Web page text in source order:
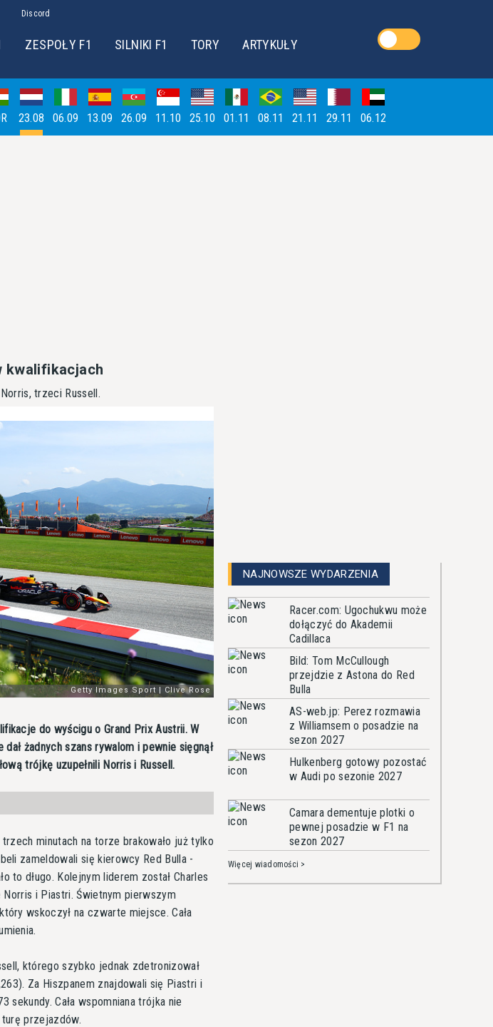
Discord
ZESPOŁY F1 SILNIKI F1 TORY ARTYKUŁY
23.08 06.09 13.09 26.09 11.10 25.10 01.11 08.11 21.11 29.11 06.12
kwalifikacjach
trzeci Russell.
do wyścigu o Grand Prix Austrii. W
żadnych szans rywalom i pewnie sięgnął
trójkę uzupełnili Norris i Russell.
minutach na torze brakowało już tylko
zameldowali się kierowcy Red Bulla -
to długo. Kolejnym liderem został Charles
i Piastri. Świetnym pierwszym
wskoczył na czwarte miejsce. Cała
którego szybko jednak zdetronizował
Za Hiszpanem znajdowali się Piastri i
sekundy. Cała wspomniana trójka nie
przejazdów.
NAJNOWSZE WYDARZENIA
Racer.com: Ugochukwu może
dołączyć do Akademii
Cadillaca
Bild: Tom McCullough
przejdzie z Astona do Red
Bulla
AS-web.jp: Perez rozmawia
z Williamsem o posadzie na
sezon 2027
Hulkenberg gotowy pozostać
w Audi po sezonie 2027
Camara dementuje plotki o
pewnej posadzie w F1 na
sezon 2027
Więcej wiadomości >